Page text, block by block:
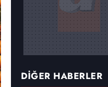
DİĞER HABERLER